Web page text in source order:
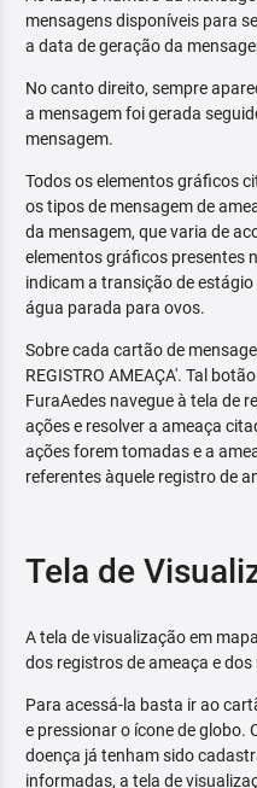
mensagens disponíveis para
a data de geração da
No canto direito, sempre
a mensagem foi gerada
mensagem.
Todos os elementos gráficos
os tipos de mensagem de
da mensagem, que varia de
elementos gráficos presentes
indicam a transição de
água parada para ovos.
Sobre cada cartão de
REGISTRO AMEAÇA'. Tal
FuraAedes navegue à tela de
ações e resolver a ameaça
ações forem tomadas e a
referentes àquele registro de
Tela de
A tela de visualização em
dos registros de ameaça e
Para acessá-la basta ir ao
e pressionar o ícone de globo.
doença já tenham sido
informadas, a tela de